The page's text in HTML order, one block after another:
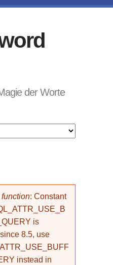
der Worte
: Constant
is
8.5, use
instead in